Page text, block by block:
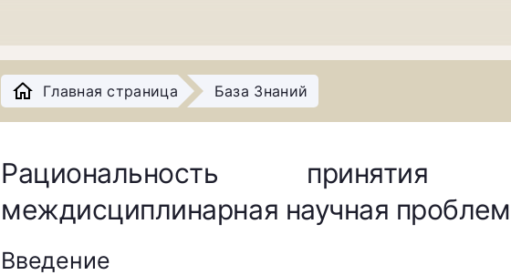
Главная страница База Знаний
Рациональность
междисциплинарная научная
Введение